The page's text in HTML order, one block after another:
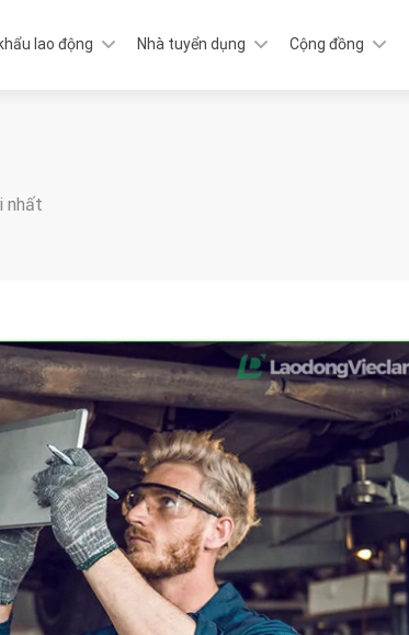
lao động Nhà tuyển dụng Cộng đồng
nhất